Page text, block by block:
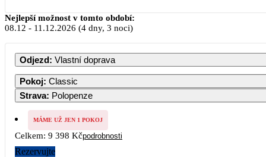
Prosinec 2026
PO ÚT ST ČT PÁ SO
1 2 3 4 5
7 8 9 10 11 12
14
Nejlepší možnost v tomto období:
08.12 - 11.12.2026 (4 dny, 3 noci)
Odjezd: Vlastní doprava
Pokoj: Classic
Strava: Polopenze
MÁME UŽ JEN 1 POKOJ
Celkem: 9 398 Kčpodrobnosti
Rezervujte